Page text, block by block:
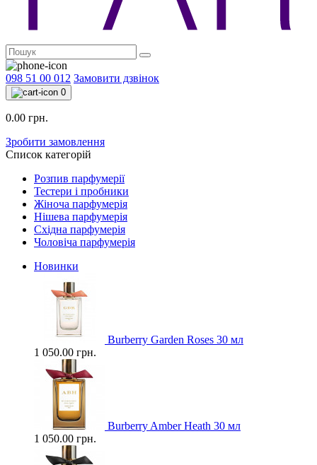
098 51 00 012 Замовити дзвінок
0
0.00 грн.
Зробити замовлення
Список категорій
Розпив парфумерії
Тестери і пробники
Жіноча парфумерія
Нішева парфумерія
Східна парфумерія
Чоловіча парфумерія
Новинки
Burberry Garden Roses 30 мл
1 050.00 грн.
Burberry Amber Heath 30 мл
1 050.00 грн.